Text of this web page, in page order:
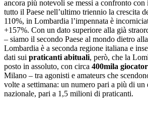
ancora più notevoli se messi a confronto con
tutto il Paese nell’ultimo triennio la crescita
110%, in Lombardia l’impennata è
+157%. Con un dato superiore alla già
– siamo il secondo Paese al mondo dietro
Lombardia è a seconda regione italiana e
dati sui praticanti abituali, però, che la
posto in assoluto, con circa 400mila
Milano – tra agonisti e amateurs che
volte a settimana: un numero pari a più di un
nazionale, pari a 1,5 milioni di praticanti.